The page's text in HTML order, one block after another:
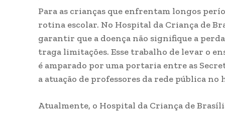
Para as crianças que enfrentam longos
rotina escolar. No Hospital da Criança de
garantir que a doença não signifique a
traga limitações. Esse trabalho de levar o
é amparado por uma portaria entre as
a atuação de professores da rede pública no
Atualmente, o Hospital da Criança de